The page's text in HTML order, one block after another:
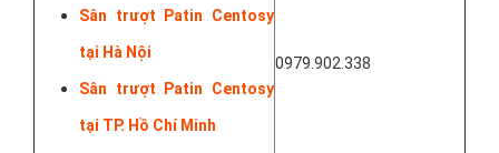
Sân trượt Patin Centosy
tại Hà Nội
Sân trượt Patin Centosy
tại TP. Hồ Chí Minh
0979.902.338